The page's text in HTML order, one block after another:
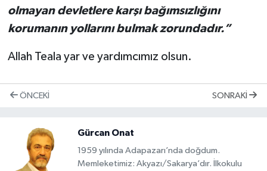
olmayan devletlere karşı bağımsızlığını
korumanın yollarını bulmak zorundadır.”
Allah Teala yar ve yardımcımız olsun.
ÖNCEKI SONRAKI
Gürcan Onat
1959 yılında Adapazarı’nda doğdum.
Memleketimiz: Akyazı/Sakarya’dır. İlkokulu